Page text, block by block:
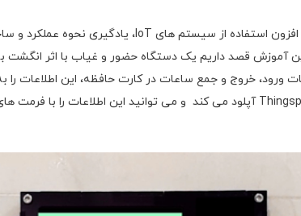
آموزش قصد داریم یک دستگاه حضور و غیاب با اثر انگشت
ورود، خروج و جمع ساعات در کارت حافظه، این اطلاعات